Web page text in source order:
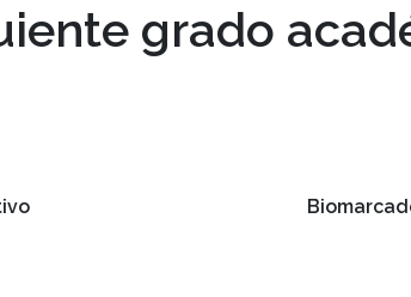
grado